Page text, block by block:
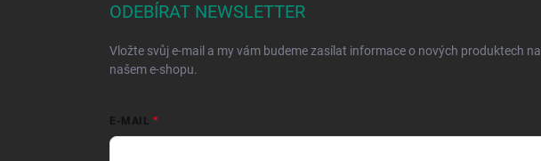
ODEBÍRAT NEWSLETTER
Vložte svůj e-mail a my vám budeme zasílat informace o nových produktech na
našem e-shopu.
E-MAIL